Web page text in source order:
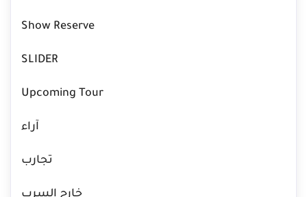
Show Reserve
SLIDER
Upcoming Tour
آراء
تجارب
خارج السرب